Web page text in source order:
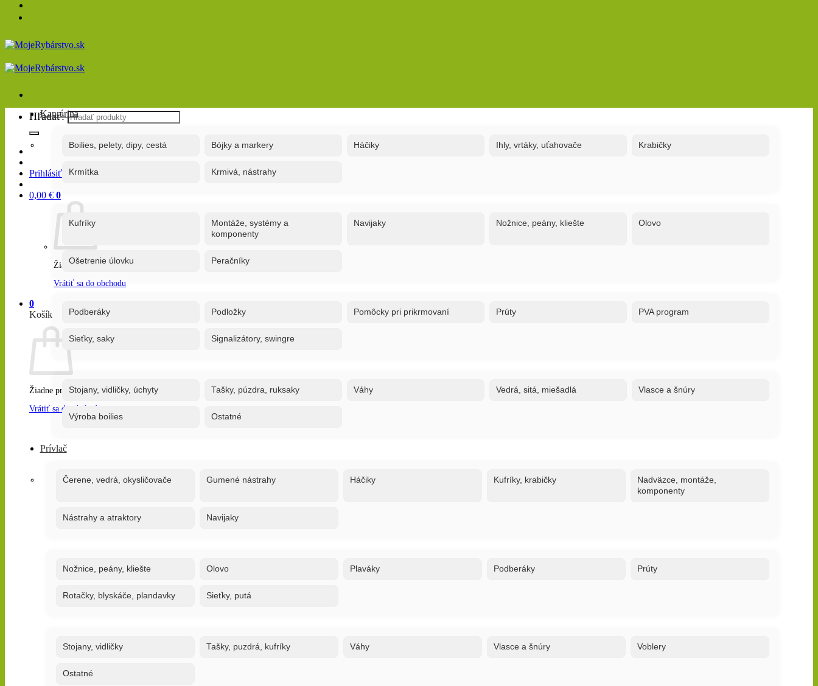
Hľadať:
Prihlásiť / Registrovať
0,00 € 0
Žiadne produkty v košíku.
Vrátiť sa do obchodu
0
Košík
Žiadne produkty v košíku.
Vrátiť sa do obchodu
Kaprárina
Boilies, pelety, dipy, cestá Bójky a markery Háčiky Ihly, vrtáky, uťahovače Krabičky
Krmítka Krmivá, nástrahy
Kufríky
Montáže, systémy a
komponenty
Navijaky Nožnice, peány, kliešte Olovo
Ošetrenie úlovku Peračníky
Podberáky Podložky Pomôcky pri prikrmovaní Prúty PVA program
Sieťky, saky Signalizátory, swingre
Stojany, vidličky, úchyty Tašky, púzdra, ruksaky Váhy Vedrá, sitá, miešadlá Vlasce a šnúry
Výroba boilies Ostatné
Prívlač
Čerene, vedrá, okysličovače Gumené nástrahy Háčiky Kufríky, krabičky
Nadväzce, montáže,
komponenty
Nástrahy a atraktory Navijaky
Nožnice, peány, kliešte Olovo Plaváky Podberáky Prúty
Rotačky, blyskáče, plandavky Sieťky, putá
Stojany, vidličky Tašky, puzdrá, kufríky Váhy Vlasce a šnúry Voblery
Ostatné